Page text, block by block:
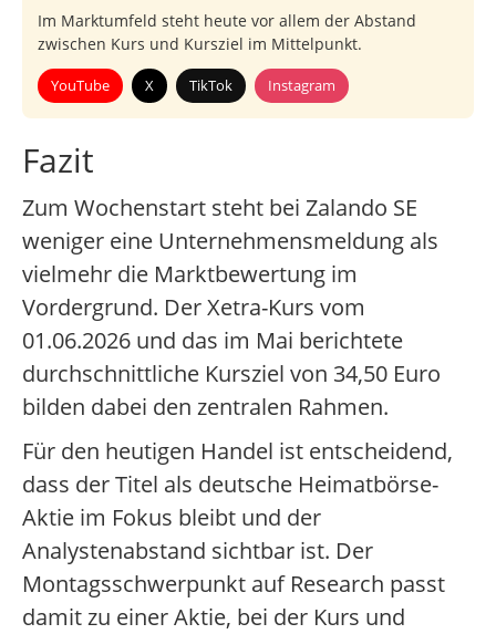
Im Marktumfeld steht heute vor allem der Abstand
zwischen Kurs und Kursziel im Mittelpunkt.
YouTube X TikTok Instagram
Fazit
Zum Wochenstart steht bei Zalando SE
weniger eine Unternehmensmeldung als
vielmehr die Marktbewertung im
Vordergrund. Der Xetra-Kurs vom
01.06.2026 und das im Mai berichtete
durchschnittliche Kursziel von 34,50 Euro
bilden dabei den zentralen Rahmen.
Für den heutigen Handel ist entscheidend,
dass der Titel als deutsche Heimatbörse-
Aktie im Fokus bleibt und der
Analystenabstand sichtbar ist. Der
Montagsschwerpunkt auf Research passt
damit zu einer Aktie, bei der Kurs und